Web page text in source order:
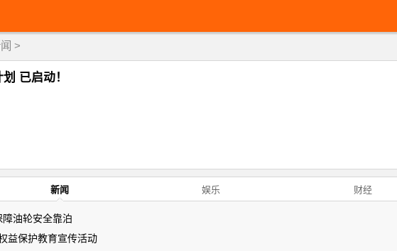
>
已启动！
新闻 娱乐 财经
油轮安全靠泊
益保护教育宣传活动